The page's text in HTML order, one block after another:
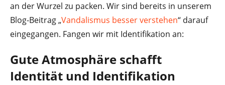
an der Wurzel zu packen. Wir sind bereits in unserem
Blog-Beitrag „Vandalismus besser verstehen“ darauf
eingegangen. Fangen wir mit Identifikation an:
Gute Atmosphäre schafft
Identität und Identifikation